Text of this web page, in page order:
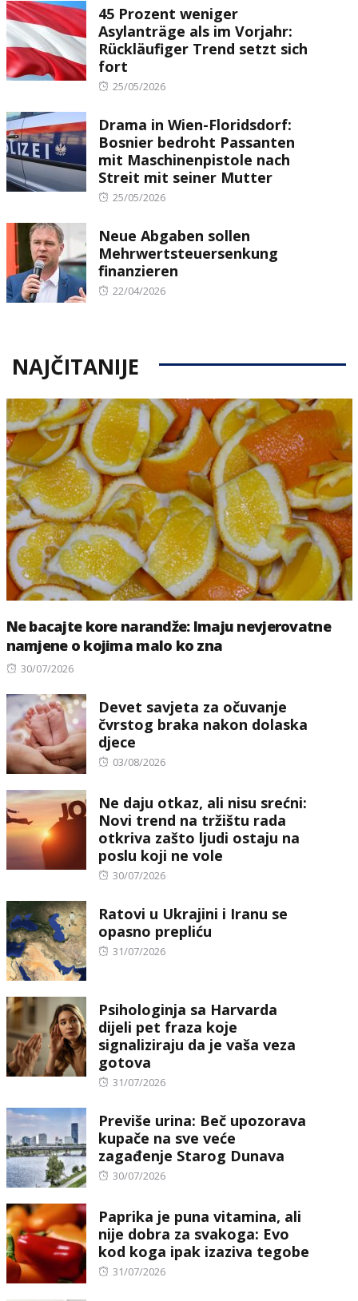
45 Prozent weniger
Asylanträge als im Vorjahr:
Rückläufiger Trend setzt sich
fort
Posted
25/05/2026
Drama in Wien-Floridsdorf:
Bosnier bedroht Passanten
mit Maschinenpistole nach
Streit mit seiner Mutter
Posted
25/05/2026
Neue Abgaben sollen
Mehrwertsteuersenkung
finanzieren
Posted
22/04/2026
NAJČITANIJE
Ne bacajte kore narandže: Imaju nevjerovatne
namjene o kojima malo ko zna
Posted
30/07/2026
Devet savjeta za očuvanje
čvrstog braka nakon dolaska
djece
Posted
03/08/2026
Ne daju otkaz, ali nisu srećni:
Novi trend na tržištu rada
otkriva zašto ljudi ostaju na
poslu koji ne vole
Posted
30/07/2026
Ratovi u Ukrajini i Iranu se
opasno prepliću
Posted
31/07/2026
Psihologinja sa Harvarda
dijeli pet fraza koje
signaliziraju da je vaša veza
gotova
Posted
31/07/2026
Previše urina: Beč upozorava
kupače na sve veće
zagađenje Starog Dunava
Posted
30/07/2026
Paprika je puna vitamina, ali
nije dobra za svakoga: Evo
kod koga ipak izaziva tegobe
Posted
31/07/2026